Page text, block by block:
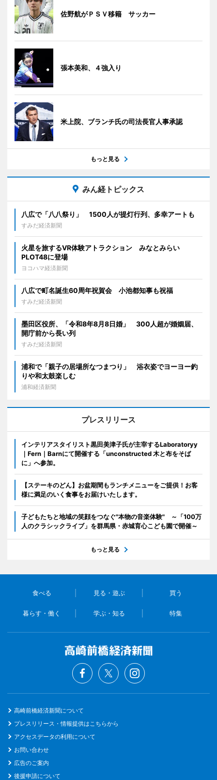
佐野航がＰＳＶ移籍 サッカー
張本美和、４強入り
米上院、ブランチ氏の司法長官人事承認
もっと見る
みん経トピックス
八広で「八八祭り」 1500人が提灯行列、多幸アートも
すみだ経済新聞
火星を旅するVR体験アトラクション みなとみらい
PLOT48に登場
ヨコハマ経済新聞
八広で町名誕生60周年祝賀会 小池都知事も祝福
すみだ経済新聞
墨田区役所、「令和8年8月8日婚」 300人超が婚姻届、
開庁前から長い列
すみだ経済新聞
浦和で「親子の居場所なつまつり」 浴衣姿でヨーヨー釣
りや和太鼓楽しむ
浦和経済新聞
プレスリリース
インテリアスタイリスト黒田美津子氏が主宰するLaboratoryy
｜Fern｜Barnにて開催する「unconstructed 木と布をそば
に」へ参加。
【ステーキのどん】お盆期間もランチメニューをご提供！お客
様に満足のいく食事をお届けいたします。
子どもたちと地域の笑顔をつなぐ"本物の音楽体験" ～「100万
人のクラシックライブ」を群馬県・赤城育心こども園で開催～
もっと見る
食べる 見る・遊ぶ 買う
暮らす・働く 学ぶ・知る 特集
高崎前橋経済新聞について
プレスリリース・情報提供はこちらから
アクセスデータの利用について
お問い合わせ
広告のご案内
後援申請について